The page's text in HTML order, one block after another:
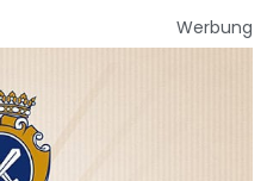
Werbung